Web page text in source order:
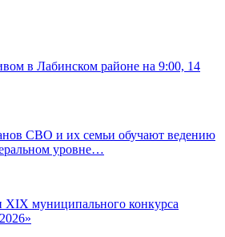
в Лабинском районе на 9:00, 14
СВО и их семьи обучают ведению
уровне…
XIX муниципального конкурса